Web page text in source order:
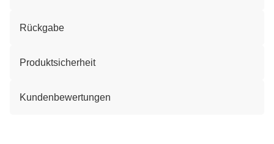
Rückgabe
Produktsicherheit
Kundenbewertungen